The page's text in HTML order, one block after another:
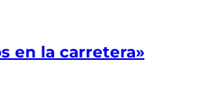
en la carretera»